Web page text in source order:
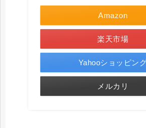
Amazon
楽天市場
Yahooショッピン
メルカリ